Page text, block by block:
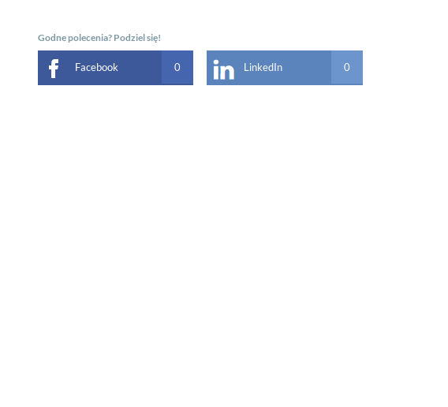
Godne polecenia? Podziel się!
Facebook 0 LinkedIn 0